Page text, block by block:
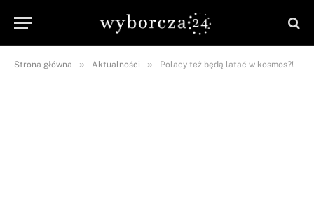
Strona główna » Aktualności » Polacy też będą latać w kosmos?!